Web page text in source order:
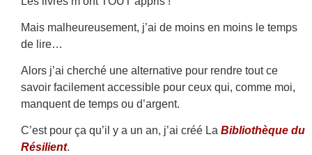
Mais malheureusement, j’ai de moins en moins le temps
de lire…
Alors j’ai cherché une alternative pour rendre tout ce
savoir facilement accessible pour ceux qui, comme moi,
manquent de temps ou d’argent.
C’est pour ça qu’il y a un an, j’ai créé La Bibliothèque du
Résilient.